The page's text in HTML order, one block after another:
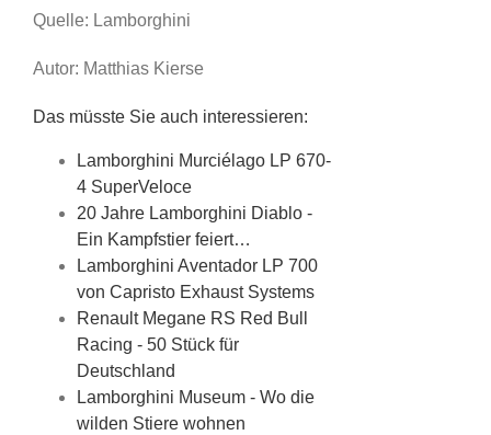
Quelle: Lamborghini
Autor: Matthias Kierse
Das müsste Sie auch interessieren:
Lamborghini Murciélago LP 670-
4 SuperVeloce
20 Jahre Lamborghini Diablo -
Ein Kampfstier feiert…
Lamborghini Aventador LP 700
von Capristo Exhaust Systems
Renault Megane RS Red Bull
Racing - 50 Stück für
Deutschland
Lamborghini Museum - Wo die
wilden Stiere wohnen